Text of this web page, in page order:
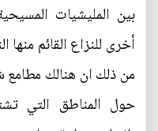
بين المليشيات
أخرى للنزاع القائم
من ذلك ان هنالك مطامع
حول المناطق التي